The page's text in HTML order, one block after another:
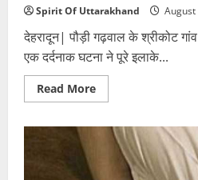
Spirit Of Uttarakhand August
देहरादून| पौड़ी गढ़वाल के श्रीकोट
एक दर्दनाक घटना ने पूरे इलाके...
Read MoreRead
more
मशरूम